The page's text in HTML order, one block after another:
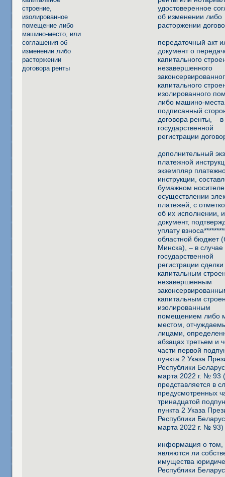
строение,
изолированное
помещение либо
машино-место, или
соглашения об
изменении либо
расторжении
договора ренты
удостоверенное
об изменении либо
расторжении
передаточный акт
документ о
капитального
незавершенного
капитального
изолированного
либо машино-
подписанный
договора ренты, –
государственной
регистрации
дополнительный
платежной
экземпляр
инструкции,
бумажном
осуществлении
платежей, с
об их исполнении,
документ,
уплату
областной бюджет
Минска), – в случае
государственной
регистрации сделки
капитальным
незавершенным
капитальным
изолированным
помещением либо
местом,
лицами,
абзацах третьем и
части первой
пункта 2 Указа
Республики
марта 2022 г. № 93
представляется в
предусмотренных
тринадцатой
пункта 2 Указа
Республики
марта 2022 г. № 93)
информация о том,
являются ли
имущества
Республики